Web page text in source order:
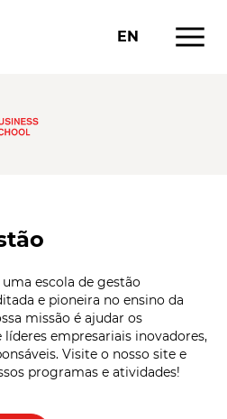
EN menu
escola de gestão
e pioneira no ensino da
missão é ajudar os
empresariais inovadores,
Visite o nosso site e
programas e atividades!